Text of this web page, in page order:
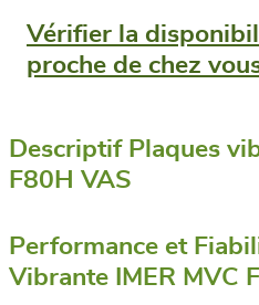
Vérifier la
proche de chez
Descriptif Plaques
F80H VAS
Performance et
Vibrante IMER MVC